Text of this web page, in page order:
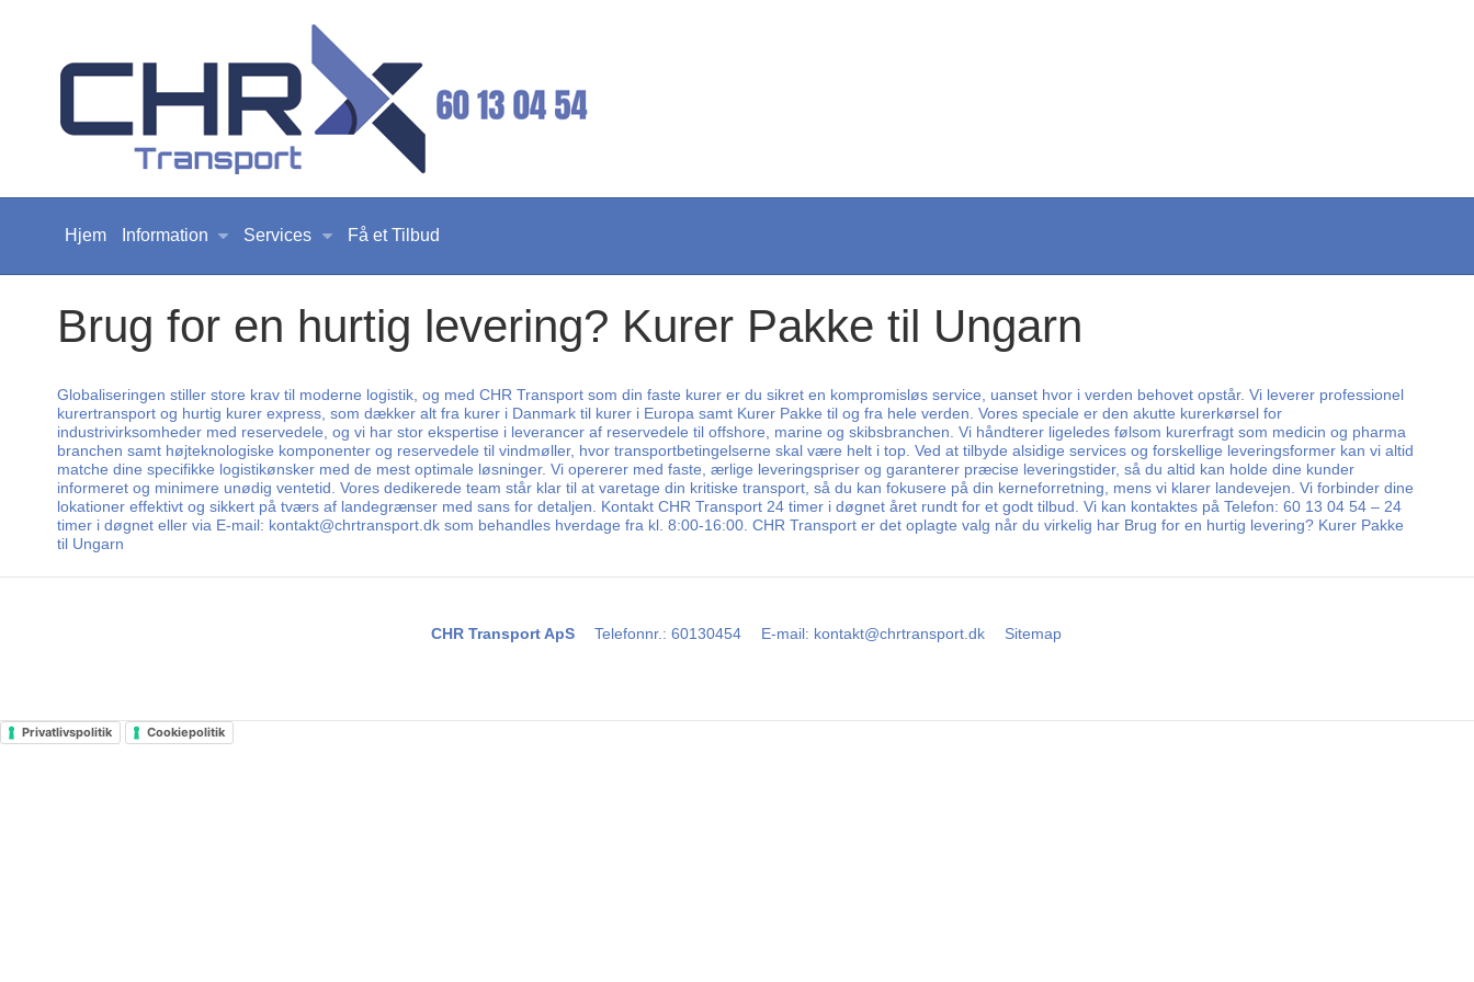
Hjem Information Services Få et Tilbud
Brug for en hurtig levering? Kurer Pakke til Ungarn
Globaliseringen stiller store krav til moderne logistik, og med CHR Transport som din faste kurer er du sikret en kompromisløs service, uanset hvor i verden behovet opstår. Vi leverer professionel
kurertransport og hurtig kurer express, som dækker alt fra kurer i Danmark til kurer i Europa samt Kurer Pakke til og fra hele verden. Vores speciale er den akutte kurerkørsel for
industrivirksomheder med reservedele, og vi har stor ekspertise i leverancer af reservedele til offshore, marine og skibsbranchen. Vi håndterer ligeledes følsom kurerfragt som medicin og pharma
branchen samt højteknologiske komponenter og reservedele til vindmøller, hvor transportbetingelserne skal være helt i top. Ved at tilbyde alsidige services og forskellige leveringsformer kan vi altid
matche dine specifikke logistikønsker med de mest optimale løsninger. Vi opererer med faste, ærlige leveringspriser og garanterer præcise leveringstider, så du altid kan holde dine kunder
informeret og minimere unødig ventetid. Vores dedikerede team står klar til at varetage din kritiske transport, så du kan fokusere på din kerneforretning, mens vi klarer landevejen. Vi forbinder dine
lokationer effektivt og sikkert på tværs af landegrænser med sans for detaljen. Kontakt CHR Transport 24 timer i døgnet året rundt for et godt tilbud. Vi kan kontaktes på Telefon: 60 13 04 54 – 24
timer i døgnet eller via E-mail: kontakt@chrtransport.dk som behandles hverdage fra kl. 8:00-16:00. CHR Transport er det oplagte valg når du virkelig har Brug for en hurtig levering? Kurer Pakke
til Ungarn
CHR Transport ApS Telefonnr. : 60130454 E-mail: kontakt@chrtransport.dk Sitemap
Privatlivspolitik Cookiepolitik